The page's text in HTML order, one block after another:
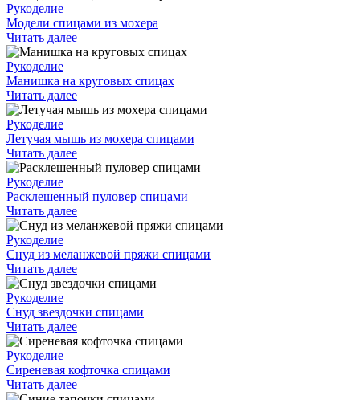
Рукоделие
Модели спицами из мохера
Читать далее
Рукоделие
Манишка на круговых спицах
Читать далее
Рукоделие
Летучая мышь из мохера спицами
Читать далее
Рукоделие
Расклешенный пуловер спицами
Читать далее
Рукоделие
Снуд из меланжевой пряжи спицами
Читать далее
Рукоделие
Снуд звездочки спицами
Читать далее
Рукоделие
Сиреневая кофточка спицами
Читать далее